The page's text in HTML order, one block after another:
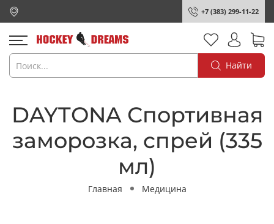
+7 (383) 299-11-22
Найти
DAYTONA Спортивная
заморозка, спрей (335
мл)
Главная Медицина